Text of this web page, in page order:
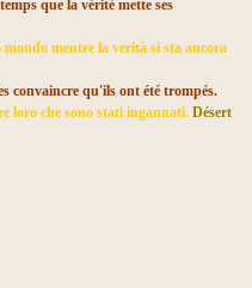
que la vérité mette ses
mentre la verità si sta ancora
convaincre qu'ils ont été trompés.
loro che sono stati ingannati. Désert